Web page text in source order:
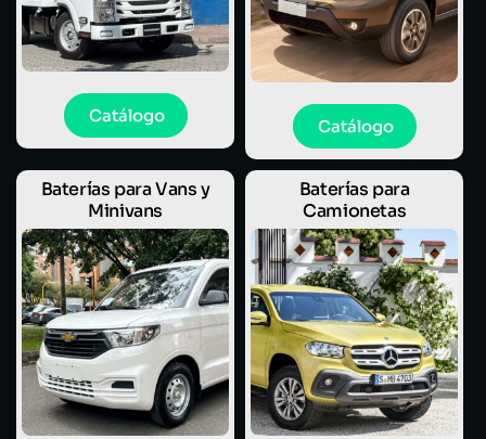
Catálogo
Catálogo
Baterías para Vans y
Minivans
Baterías para
Camionetas